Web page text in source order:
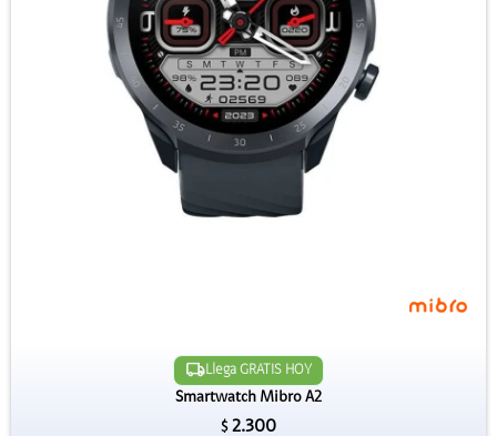
Llega GRATIS HOY
Smartwatch Mibro A2
$ 2.300